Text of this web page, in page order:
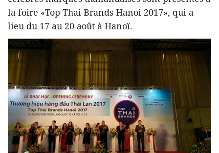
la foire «Top Thai Brands Hanoi 2017», qui a
lieu du 17 au 20 août à Hanoï.